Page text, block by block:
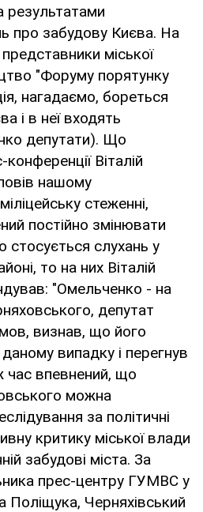
результатами
про забудову Києва. На
міської
"Форуму порятунку
нагадаємо, бореться
і в неї входять
депутати). Що
Віталій
нашому
стеженні,
постійно змінювати
стосується слухань у
то на них Віталій
"Омельченко - на
депутат
визнав, що його
випадку і перегнув
час впевнений, що
можна
за політичні
критику міської влади
забудові міста. За
прес-центру ГУМВС у
Поліщука, Черняхівський